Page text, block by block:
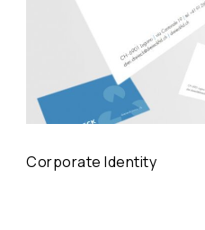
Corporate Identity